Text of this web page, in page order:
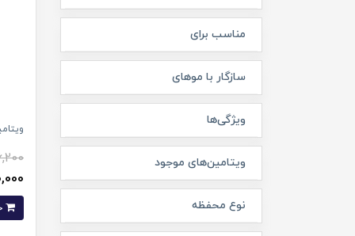
مناسب برای
سازگار با موهای
ویژگی‌ها
ویتامین‌های موجود
نوع محفظه
ویتامین ای